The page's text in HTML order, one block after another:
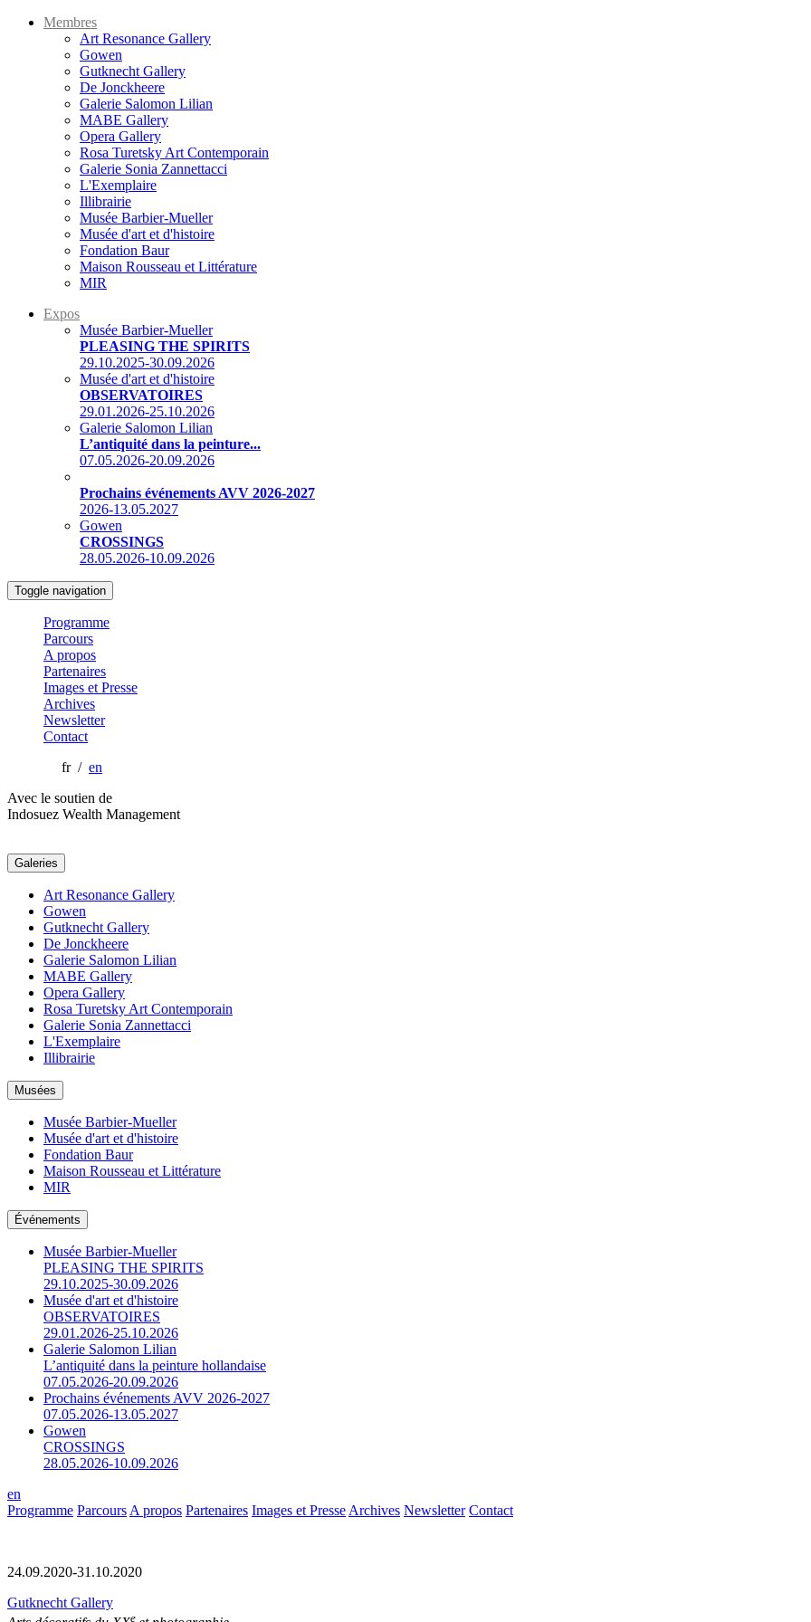
Membres
Art Resonance Gallery
Gowen
Gutknecht Gallery
De Jonckheere
Galerie Salomon Lilian
MABE Gallery
Opera Gallery
Rosa Turetsky Art Contemporain
Galerie Sonia Zannettacci
L'Exemplaire
Illibrairie
Musée Barbier-Mueller
Musée d'art et d'histoire
Fondation Baur
Maison Rousseau et Littérature
MIR
Expos
Musée Barbier-Mueller
PLEASING THE SPIRITS
29.10.2025-30.09.2026
Musée d'art et d'histoire
OBSERVATOIRES
29.01.2026-25.10.2026
Galerie Salomon Lilian
L’antiquité dans la peinture...
07.05.2026-20.09.2026
Prochains événements AVV 2026-2027
2026-13.05.2027
Gowen
CROSSINGS
28.05.2026-10.09.2026
Toggle navigation
Programme
Parcours
A propos
Partenaires
Images et Presse
Archives
Newsletter
Contact
fr / en
Avec le soutien de
Indosuez Wealth Management
Galeries
Art Resonance Gallery
Gowen
Gutknecht Gallery
De Jonckheere
Galerie Salomon Lilian
MABE Gallery
Opera Gallery
Rosa Turetsky Art Contemporain
Galerie Sonia Zannettacci
L'Exemplaire
Illibrairie
Musées
Musée Barbier-Mueller
Musée d'art et d'histoire
Fondation Baur
Maison Rousseau et Littérature
MIR
Événements
Musée Barbier-Mueller
PLEASING THE SPIRITS
29.10.2025-30.09.2026
Musée d'art et d'histoire
OBSERVATOIRES
29.01.2026-25.10.2026
Galerie Salomon Lilian
L’antiquité dans la peinture hollandaise
07.05.2026-20.09.2026
Prochains événements AVV 2026-2027
07.05.2026-13.05.2027
Gowen
CROSSINGS
28.05.2026-10.09.2026
en
Programme Parcours A propos Partenaires Images et Presse Archives Newsletter Contact
24.09.2020-31.10.2020
Gutknecht Gallery
e